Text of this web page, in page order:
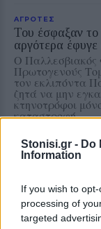
Stonisi.gr - Do
Information
If you wish to
processing of
targeted
ΑΓΡΟΤΕΣ
Του έσφαξαν το
αργότερα
Ο Παλλεσβιακός
Πρωτογενούς
τον εκλιπόντα
ζητά να μην
κτηνοτρόφοι
καταστροφή
ΑΓΟΡΑ
Η λάμψη της
Κοσμήματα και
μοντέρνο design
στην Ερμού 41